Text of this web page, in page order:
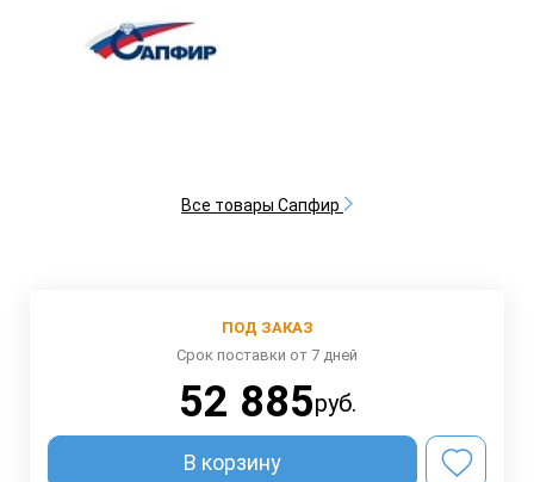
Все товары Сапфир
ПОД ЗАКАЗ
Срок поставки от 7 дней
52 885руб.
В корзину